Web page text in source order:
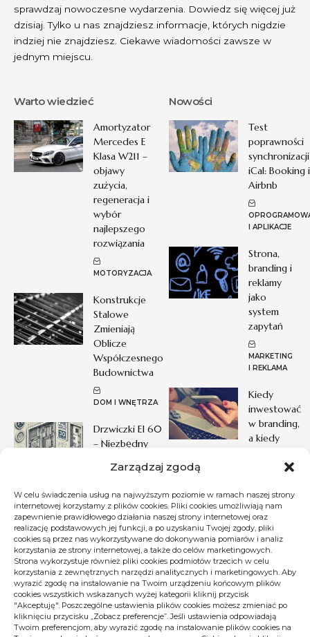
Zarządzaj zgodą
W celu świadczenia usług na najwyższym poziomie w ramach naszej strony
internetowej korzystamy z plików cookies. Pliki cookies umożliwiają nam
zapewnienie prawidłowego działania naszej strony internetowej oraz
realizację podstawowych jej funkcji, a po uzyskaniu Twojej zgody, pliki
cookies są przez nas wykorzystywane do dokonywania pomiarów i analiz
korzystania ze strony internetowej, a także do celów marketingowych.
Strona wykorzystuje również pliki cookies podmiotów trzecich w celu
korzystania z zewnętrznych narzędzi analitycznych i marketingowych. Aby
wyrazić zgodę na instalowanie na Twoim urządzeniu końcowym plików
cookies wszystkich wskazanych wyżej kategorii kliknij przycisk
"Akceptuję". Poszczególne ustawienia plików cookies możesz zmieniać po
kliknięciu przycisku „Zobacz preferencje”. Jeśli ustawienia odpowiadają
Twoim preferencjom, aby wyrazić zgodę na instalowanie plików cookies na
sprawdzaj nowoczesne wydarzenia. Dowiedz się więcej już
dzisiaj. Tylko u nas znajdziesz informacje, których nigdzie
indziej nie znajdziesz. Ciekawe wiadomości zawsze w
jednym miejscu.
Warto wiedzieć
Amortyzator
Mercedes E
Klasa W211 –
objawy
zużycia,
regeneracja i
wybór
najlepszego
rozwiązania
MOTORYZACJA
Konstrukcje
Stalowe
Zmieniają
Oblicze
Współczesnego
Budownictwa
DOM I WNĘTRZA
Drzwiczki EI 60
– Niezbędny
Bezpieczeństwa
DOM I WNĘTRZA
Nowości
Test
poprawności
synchronizacji
iCal: Booking i
Airbnb
I APLIKACJE
Strona,
branding i
reklamy
jako
system
zapytań
MARKETING
I REKLAMA
Kiedy
inwestować
w branding,
a kiedy
REKLAMA
Pogoda
20°C